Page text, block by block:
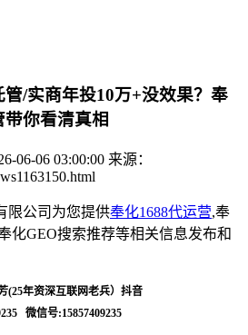
/实商年投10万+没效果？奉
你看清真相
06-06 03:00:00 来源：
限公司为您提供奉化1688代运营,奉
化GEO搜索推荐等相关信息发布和
年资深互联网老兵）抖音
微信号:15857409235